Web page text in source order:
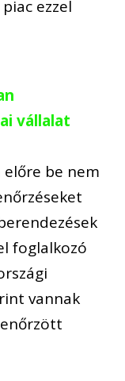
ezzel
vállalat
be nem
foglalkozó
vannak